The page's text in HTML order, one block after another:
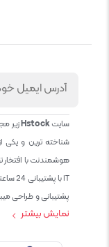
سایتHstockزیر
هوشمندنت با افتخار
نمایش بیشتر